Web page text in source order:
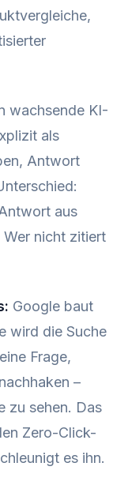
wachsende KI-
als
Antwort
aus
nicht zitiert
Google baut
wird die Suche
Frage,
–
zu sehen. Das
Zero-Click-
es ihn.